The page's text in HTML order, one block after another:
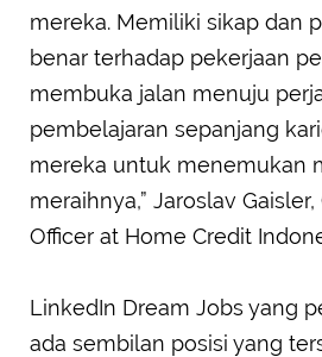
mereka. Memiliki sikap dan
benar terhadap pekerjaan
membuka jalan menuju
pembelajaran sepanjang
mereka untuk menemukan
meraihnya,” Jaroslav
Officer at Home Credit
LinkedIn Dream Jobs yang
ada sembilan posisi yang